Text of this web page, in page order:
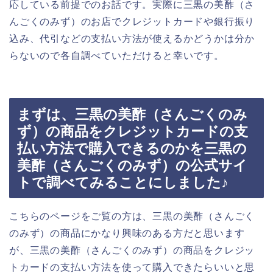
応している前提でのお話です。実際に三黒の美酢（さ
んごくのみず）のお店でクレジットカードや銀行振り
込み、代引などの支払い方法が使えるかどうかは分か
らないので各自調べていただけると幸いです。
まずは、三黒の美酢（さんごくのみ
ず）の商品をクレジットカードの支
払い方法で購入できるのかを三黒の
美酢（さんごくのみず）の公式サイ
トで調べてみることにしました♪
こちらのページをご覧の方は、三黒の美酢（さんごく
のみず）の商品にかなり興味のある方だと思います
が、三黒の美酢（さんごくのみず）の商品をクレジッ
トカードの支払い方法を使って購入できたらいいと思